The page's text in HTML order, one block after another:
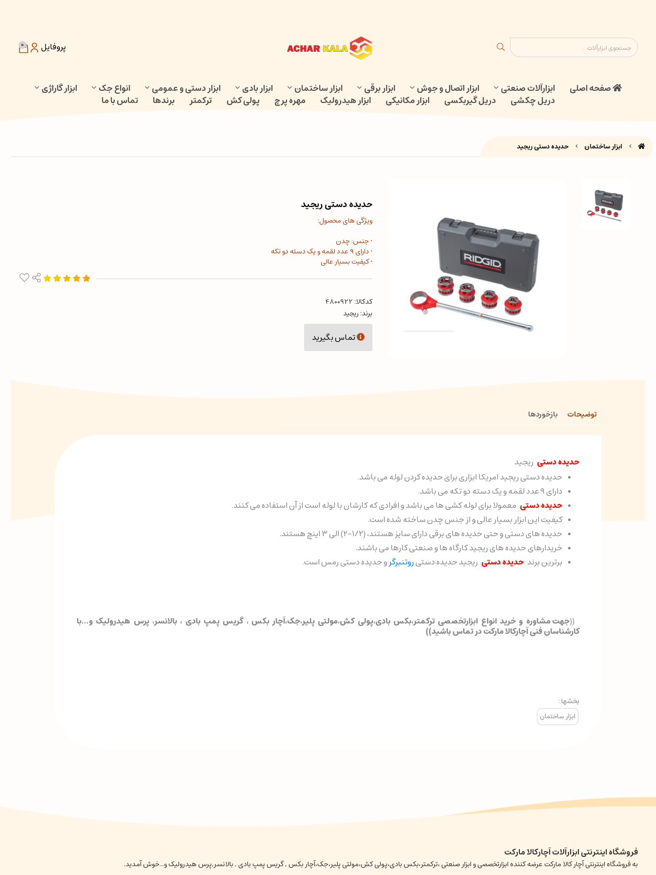
0 پروفایل
صفحه اصلی ابزارآلات صنعتی ابزار اتصال و جوش ابزار برقی ابزار ساختمان ابزار بادی ابزار دستی و عمومی انواع جک
ابزار گاراژی
دریل چکشی
دریل گیربکسی ابزار مکانیکی ابزار هیدرولیک مهره پرچ پولی کش ترکمتر برندها تماس با ما
ابزار ساختمان حدیده دستی ریجید
حدیده دستی ریجید
ویژگی های محصول:
• جنس: چدن
• دارای ۹ عدد لقمه و یک دسته دو تکه
• کیفیت بسیار عالی
کدکالا:
برند: ریجید
تماس بگیرید
توضیحات بازخوردها
حدیده دستی ریجید
حدیده دستی ریجید امریکا ابزاری برای حدیده کردن لوله می باشد.
دارای ۹ عدد لقمه و یک دسته دو تکه می باشد.
حدیده دستی معمولا برای لوله کشی ها می باشد و افرادی که کارشان با لوله است از آن استفاده می کنند.
کیفیت این ابزار بسیار عالی و از جنس چدن ساخته شده است.
حدیده های دستی و حتی حدیده های برقی دارای سایز هستند، (۱/۲-۲) الی ۳ اینچ هستند.
خریدارهای حدیده های ریجید کارگاه ها و صنعتی کارها می باشند.
برترین برند حدیده دستی ریجید حدیده دستیروتنبرگرو حدیده دستی رمس است.
((جهت مشاوره و خرید انواع ابزارتخصصی ترکمتر،بکس بادی،پولی کش،مولتی پلیر،جک،آچار بکس ، گریس پمپ بادی ، بالانسر، پرس هیدرولیک و...با
کارشناسان فنی آچارکالا مارکت در تماس باشید)
)
بخشها :
ابزار ساختمان
فروشگاه اینترنتی ابزارآلات آچارکالا مارکت
به فروشگاه اینترنتی آچار کالا مارکت عرضه کننده ابزارتخصصی و ابزار صنعتی ،ترکمتر،بکس بادی،پولی کش،مولتی پلیر،جک،آچار بکس , گریس پمپ بادی , بالانسر,پرس هیدرولیک و...خوش آمدید.